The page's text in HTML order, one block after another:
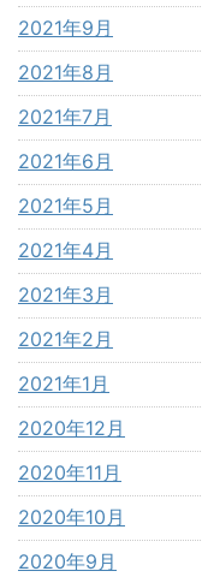
2021年9月
2021年8月
2021年7月
2021年6月
2021年5月
2021年4月
2021年3月
2021年2月
2021年1月
2020年12月
2020年11月
2020年10月
2020年9月